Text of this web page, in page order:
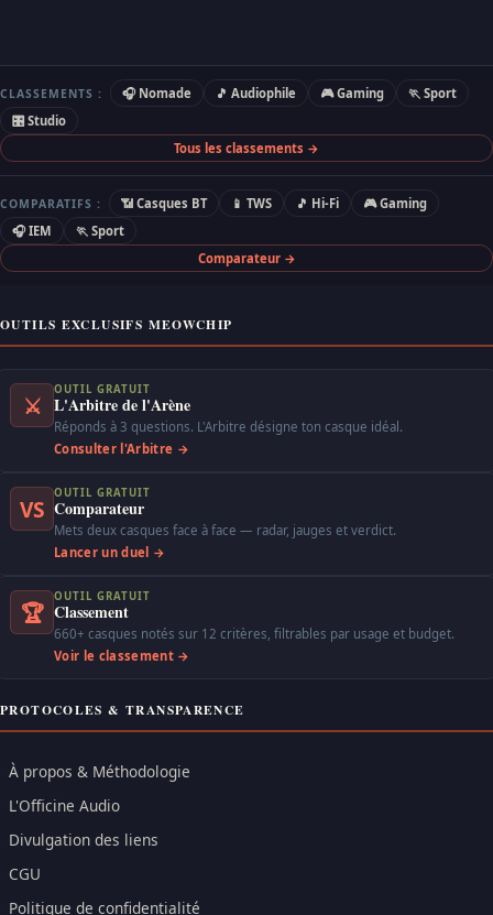
CLASSEMENTS : 🎧 Nomade 🎵 Audiophile 🎮 Gaming
🏃 Sport
🎛 Studio
Tous les classements →
COMPARATIFS : 📶 Casques BT 📱 TWS 🎵 Hi-Fi
🎮 Gaming
🎧 IEM
🏃 Sport
Comparateur →
OUTILS EXCLUSIFS MEOWCHIP
⚔
OUTIL GRATUIT
L'Arbitre de l'Arène
Réponds à 3 questions. L'Arbitre désigne ton casque idéal.
Consulter l'Arbitre →
VS
OUTIL GRATUIT
Comparateur
Mets deux casques face à face — radar, jauges et verdict.
Lancer un duel →
🏆
OUTIL GRATUIT
Classement
660+ casques notés sur 12 critères, filtrables par usage et budget.
Voir le classement →
PROTOCOLES & TRANSPARENCE
À propos & Méthodologie
L'Officine Audio
Divulgation des liens
CGU
Politique de confidentialité